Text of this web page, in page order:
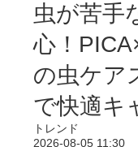
虫が苦手
心！
の虫ケア
で快適キ
トレンド
2026-08-05 11:30